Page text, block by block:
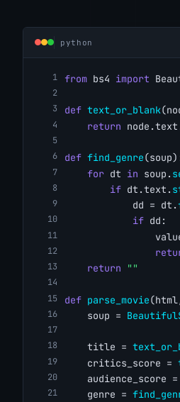
python
from bs4 import
def text_or_blank
return
def find_genre
for dt in soup.
if dt.text.
            dd = dt.
if dd:
return
""
def parse_movie
    soup =
    title =
    critics_score =
    audience_score =
    genre =